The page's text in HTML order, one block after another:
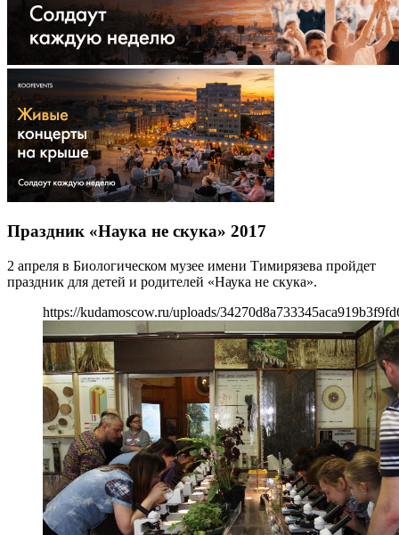
Праздник «Наука не скука» 2017
2 апреля в Биологическом музее имени Тимирязева пройдет
праздник для детей и родителей «Наука не скука».
https://kudamoscow.ru/uploads/